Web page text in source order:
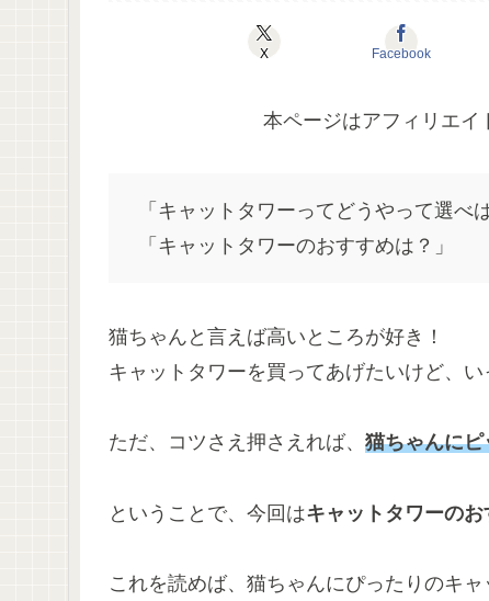
X Facebook
本ページはアフィリエイ
「キャットタワーってどうやって選べ
「キャットタワーのおすすめは？」
猫ちゃんと言えば高いところが好き！
キャットタワーを買ってあげたいけど、
ただ、コツさえ押さえれば、 猫ちゃんにピ
ということで、今回はキャットタワーの
これを読めば、猫ちゃんにぴったりのキ